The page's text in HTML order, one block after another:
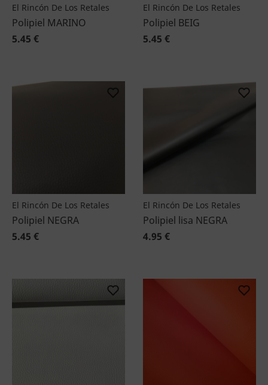
El Rincón De Los Retales
Polipiel MARINO
5.45 €
El Rincón De Los Retales
Polipiel BEIG
5.45 €
El Rincón De Los Retales
Polipiel NEGRA
5.45 €
El Rincón De Los Retales
Polipiel lisa NEGRA
4.95 €